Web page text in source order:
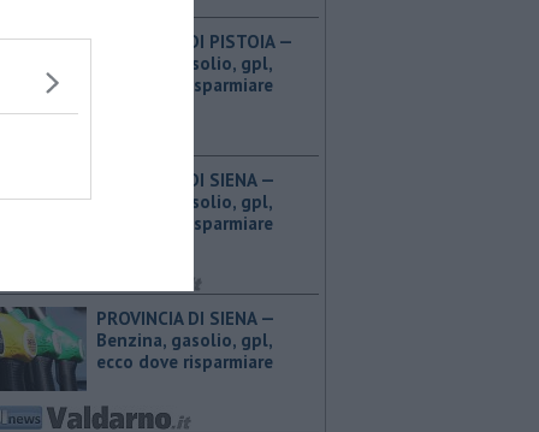
PROVINCIA DI PISTOIA — ​
Benzina, gasolio, gpl,
ecco dove risparmiare
PROVINCIA DI SIENA — ​
Benzina, gasolio, gpl,
ecco dove risparmiare
PROVINCIA DI SIENA — ​
Benzina, gasolio, gpl,
ecco dove risparmiare